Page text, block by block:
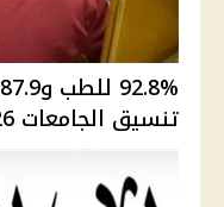
تنسيق الجامعات 2026 وأماكن المرحلة ...